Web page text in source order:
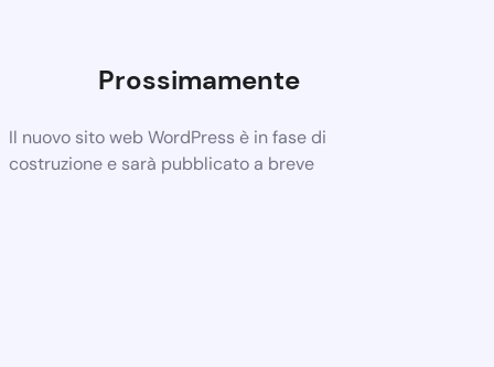
Prossimamente
Il nuovo sito web WordPress è in fase di
costruzione e sarà pubblicato a breve